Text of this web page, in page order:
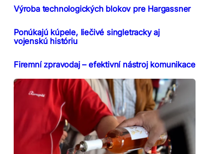
Výroba technologických blokov pre Hargassner
Ponúkajú kúpele, liečivé singletracky aj
vojenskú históriu
Firemní zpravodaj – efektivní nástroj komunikace